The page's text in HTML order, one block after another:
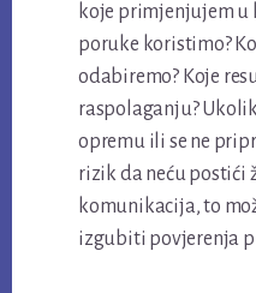
koje primjenjujem u
poruke koristimo?
odabiremo? Koje
raspolaganju?
opremu ili se ne
rizik da neću postići
komunikacija, to
izgubiti povjerenja